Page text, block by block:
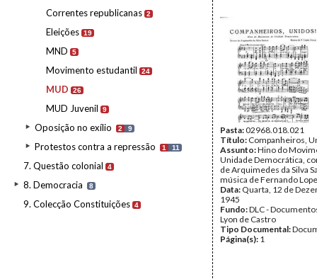
Correntes republicanas 2
Eleições 19
MND 5
Movimento estudantil 24
MUD 26
MUD Juvenil 9
Oposição no exílio 2 9
Protestos contra a repressão 1 11
7. Questão colonial 4
8. Democracia 8
9. Colecção Constituições 4
Pasta:02968.018.021
Título: Companheiros,
Assunto:Hino do
Unidade Democrática,
de Arquimedes da Silva
música de Fernando
Data: Quarta, 12 de
1945
Fundo:DLC -
Lyon de Castro
Tipo Documental:
Página(s): 1